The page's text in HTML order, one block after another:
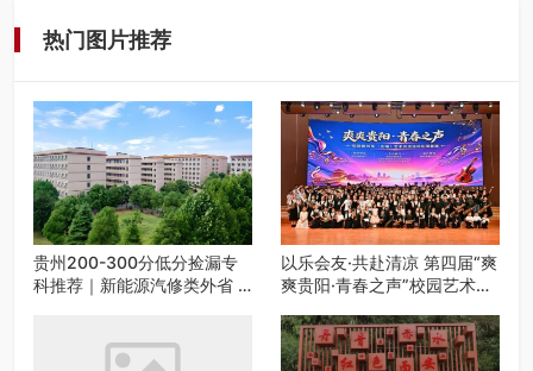
热门图片推荐
贵州200-300分低分捡漏专
科推荐｜新能源汽修类外省 5
以乐会友·共赴清凉 第四届“爽
爽贵阳·青春之声”校园艺术交